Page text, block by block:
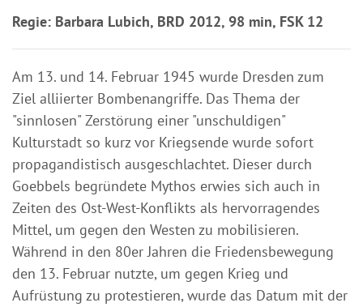
Regie: Barbara Lubich, BRD 2012, 98 min, FSK 12
Am 13. und 14. Februar 1945 wurde Dresden zum
Ziel alliierter Bombenangriffe. Das Thema der
"sinnlosen" Zerstörung einer "unschuldigen"
Kulturstadt so kurz vor Kriegsende wurde sofort
propagandistisch ausgeschlachtet. Dieser durch
Goebbels begründete Mythos erwies sich auch in
Zeiten des Ost-West-Konflikts als hervorragendes
Mittel, um gegen den Westen zu mobilisieren.
Während in den 80er Jahren die Friedensbewegung
den 13. Februar nutzte, um gegen Krieg und
Aufrüstung zu protestieren, wurde das Datum mit der